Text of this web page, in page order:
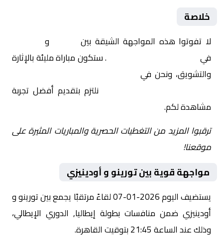
خلاصة
لا تفوتوا هذه المواجهة الشيقة بين و
في
. ستكون مباراة مليئة بالإثارة
والتشويق، ونحن في
نلتزم بتقديم أفضل تجربة
مشاهدة لكم.
ترقبوا المزيد من التغطيات الحصرية والمباريات المثيرة على
موقعنا!
مواجهة قوية بين تورينو و أودينيزي
يستضيف اليوم 2026-01-07 لقاءً مرتقبًا يجمع بين تورينو و
أودينيزي ضمن منافسات بطولة إيطاليا, الدوري الإيطالي،
وذلك عند الساعة 21:45 بتوقيت القاهرة.